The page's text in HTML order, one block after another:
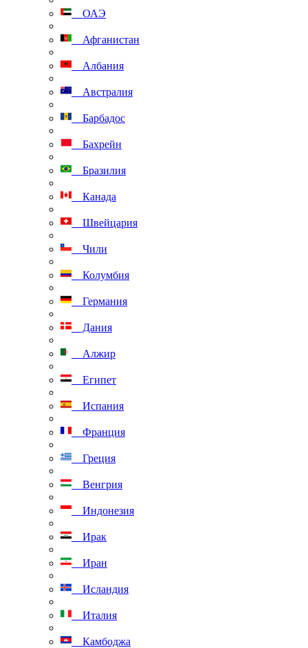
ОАЭ
Афганистан
Албания
Австралия
Барбадос
Бахрейн
Бразилия
Канада
Швейцария
Чили
Колумбия
Германия
Дания
Алжир
Египет
Испания
Франция
Греция
Венгрия
Индонезия
Ирак
Иран
Исландия
Италия
Камбоджа